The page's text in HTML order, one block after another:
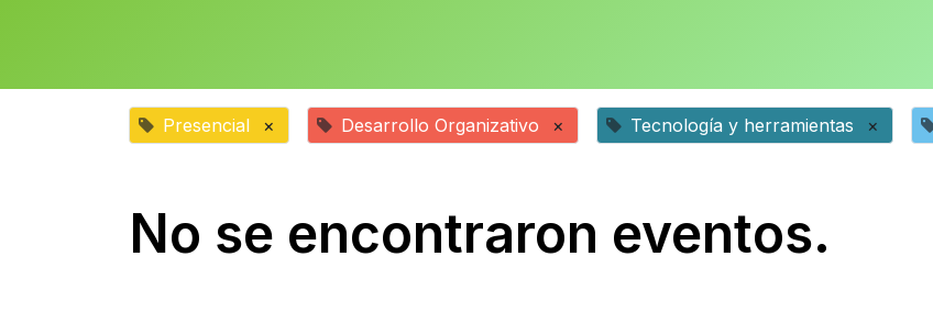
Presencial × Desarrollo Organizativo × Tecnología y herramientas ×
No se encontraron eventos.